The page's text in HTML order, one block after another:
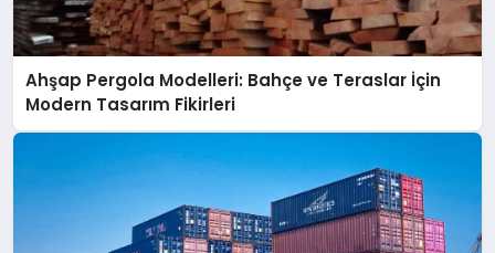
Ahşap Pergola Modelleri: Bahçe ve Teraslar İçin
Modern Tasarım Fikirleri